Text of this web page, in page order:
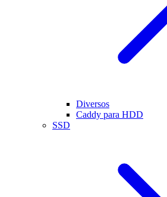
Diversos
Caddy para HDD
SSD